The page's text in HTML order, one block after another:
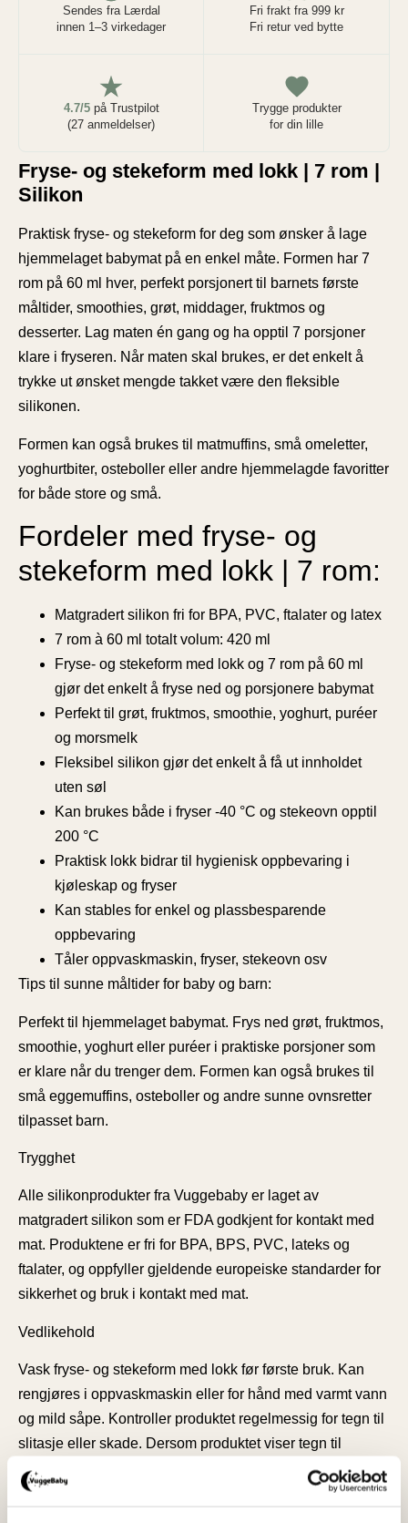
Sendes fra Lærdal
innen 1–3 virkedager
Fri frakt fra 999 kr
Fri retur ved bytte
4.7/5på Trustpilot
(27 anmeldelser)
Trygge produkter
for din lille
Fryse- og stekeform med lokk | 7 rom |
Silikon
Praktisk fryse- og stekeform for deg som ønsker å lage
hjemmelaget babymat på en enkel måte. Formen har 7
rom på 60 ml hver, perfekt porsjonert til barnets første
måltider, smoothies, grøt, middager, fruktmos og
desserter. Lag maten én gang og ha opptil 7 porsjoner
klare i fryseren. Når maten skal brukes, er det enkelt å
trykke ut ønsket mengde takket være den fleksible
silikonen.
Formen kan også brukes til matmuffins, små omeletter,
yoghurtbiter, osteboller eller andre hjemmelagde favoritter
for både store og små.
Fordeler med fryse- og
stekeform med lokk | 7 rom:
Matgradert silikon fri for BPA, PVC, ftalater og latex
7 rom à 60 ml totalt volum: 420 ml
Fryse- og stekeform med lokk og 7 rom på 60 ml
gjør det enkelt å fryse ned og porsjonere babymat
Perfekt til grøt, fruktmos, smoothie, yoghurt, puréer
og morsmelk
Fleksibel silikon gjør det enkelt å få ut innholdet
uten søl
Kan brukes både i fryser -40 °C og stekeovn opptil
200 °C
Praktisk lokk bidrar til hygienisk oppbevaring i
kjøleskap og fryser
Kan stables for enkel og plassbesparende
oppbevaring
Tåler oppvaskmaskin, fryser, stekeovn osv
Tips til sunne måltider for baby og barn:
Perfekt til hjemmelaget babymat. Frys ned grøt, fruktmos,
smoothie, yoghurt eller puréer i praktiske porsjoner som
er klare når du trenger dem. Formen kan også brukes til
små eggemuffins, osteboller og andre sunne ovnsretter
tilpasset barn.
Trygghet
Alle silikonprodukter fra Vuggebaby er laget av
matgradert silikon som er FDA godkjent for kontakt med
mat. Produktene er fri for BPA, BPS, PVC, lateks og
ftalater, og oppfyller gjeldende europeiske standarder for
sikkerhet og bruk i kontakt med mat.
Vedlikehold
Vask fryse- og stekeform med lokk før første bruk. Kan
rengjøres i oppvaskmaskin eller for hånd med varmt vann
og mild såpe. Kontroller produktet regelmessig for tegn til
slitasje eller skade. Dersom produktet viser tegn til
skader, bør det erstattes. Oppbevares tørt og rent når det
ikke er i bruk.